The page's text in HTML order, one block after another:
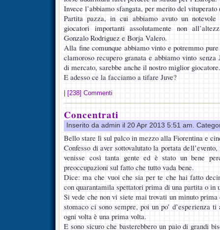
Invece l’abbiamo sfangata, per merito del
Partita pazza, in cui abbiamo avuto un
giocatori importanti assolutamente non
Gonzalo Rodriguez e Borja Valero.
Alla fine comunque abbiamo vinto e potremmo
clamoroso recupero granata e abbiamo vinto
di mercato, sarebbe anche il nostro miglior giocatore.
E adesso ce la facciamo a tifare Juve?
[238] Commenti
Concentrati
Inserito da admin il 20 Apr 2013 5:51 am.
Bello stare lì sul palco in mezzo alla Fiorentina e
Confesso di aver sottovalutato la portata
venisse così tanta gente ed è stato un bene
preoccupazioni sul fatto che tutto vada bene.
Dice: ma che vuoi che sia per te che hai fatto
con quarantamila spettatori prima di una partita o in
Si vede che non vi siete mai trovati un minuto
stomaco ci sono sempre, poi un po’ d’esperienza
ogni volta è una prima volta.
E sono sicuro che basterebbero un paio di grandi